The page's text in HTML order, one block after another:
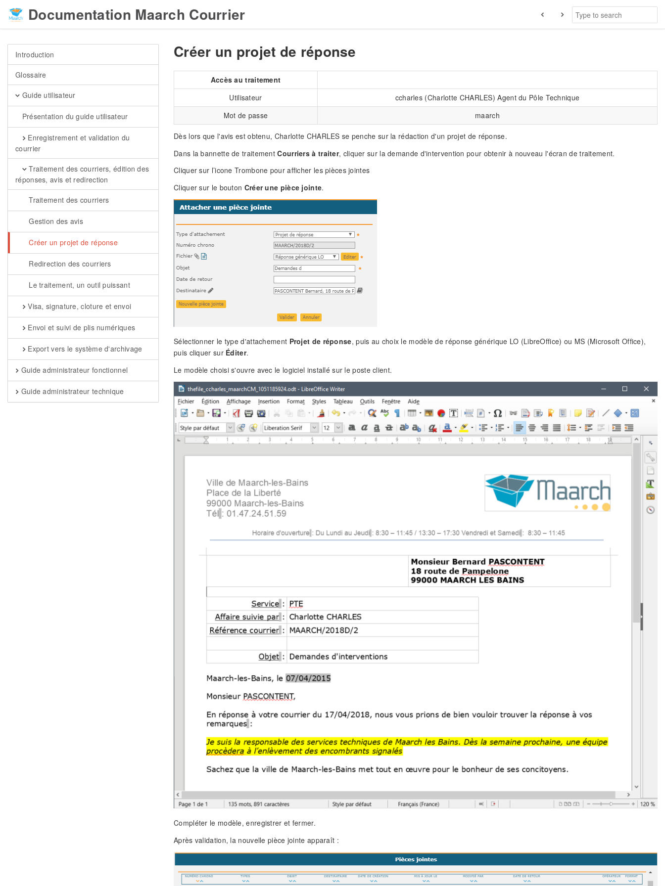
Documentation Maarch Courrier
Introduction
Glossaire
Guide utilisateur
Présentation du guide utilisateur
Enregistrement et validation du
courrier
Traitement des courriers, édition des
réponses, avis et redirection
Traitement des courriers
Gestion des avis
Créer un projet de réponse
Redirection des courriers
Le traitement, un outil puissant
Visa, signature, cloture et envoi
Envoi et suivi de plis numériques
Export vers le système d'archivage
Guide administrateur fonctionnel
Guide administrateur technique
Créer un projet de réponse
Accès au traitement
Utilisateur
ccharles (Charlotte CHARLES) Agent du Pôle Technique
Mot de passe
maarch
Dès lors que l'avis est obtenu, Charlotte CHARLES se penche sur la rédaction d'un projet de réponse.
Dans la bannette de traitementCourriers à traiter, cliquer sur la demande d'intervention pour obtenir à nouveau l'écran de traitement.
Cliquer sur l’icone Trombone pour afficher les pièces jointes
Cliquer sur le bouton Créer une pièce jointe.
Sélectionner le type d'attachement Projet de réponse, puis au choix le modèle de réponse générique LO (LibreOffice) ou MS (Microsoft Office),
puis cliquer sur Éditer.
Le modèle choisi s'ouvre avec le logiciel installé sur le poste client.
Compléter le modèle, enregistrer et fermer.
Après validation, la nouvelle pièce jointe apparaît :